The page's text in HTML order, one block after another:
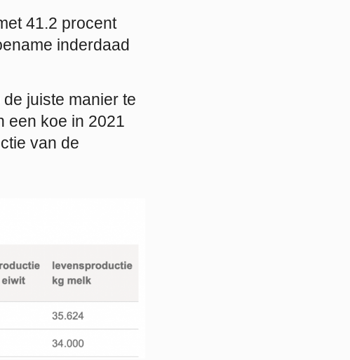
41.2 procent
inderdaad
juiste manier te
een koe in 2021
van de